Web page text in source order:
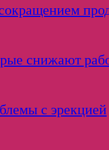
снижают
с эрекцией